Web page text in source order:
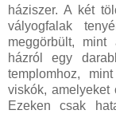
háziszer. A két
vályogfalak
meggörbült,
házról egy
templomhoz,
viskók,
Ezeken csak